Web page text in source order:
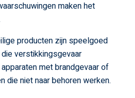
maken het
producten zijn speelgoed
verstikkingsgevaar
met brandgevaar of
die niet naar behoren werken.